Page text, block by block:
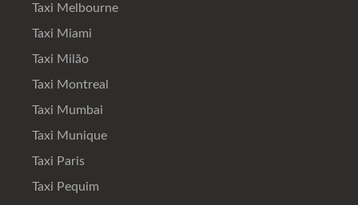
Taxi Melbourne
Taxi Miami
Taxi Milão
Taxi Montreal
Taxi Mumbai
Taxi Munique
Taxi Paris
Taxi Pequim